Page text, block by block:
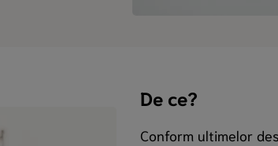
De ce?
Conform ultimelor